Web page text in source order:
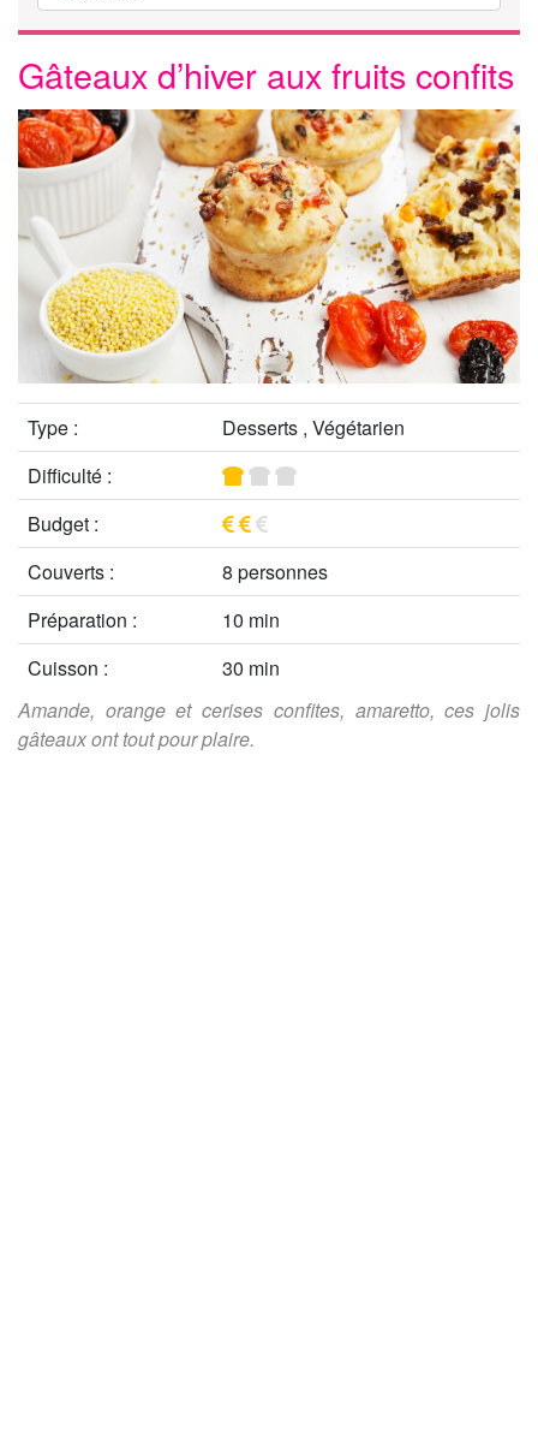
Gâteaux d’hiver aux fruits confits
Type :
Desserts , Végétarien
Difficulté :
Budget :
Couverts :
8 personnes
Préparation :
10 min
Cuisson :
30 min
Amande, orange et cerises confites, amaretto, ces jolis
gâteaux ont tout pour plaire.